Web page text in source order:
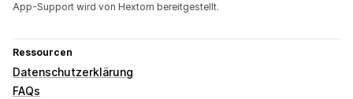
App-Support wird von Hextom bereitgestellt.
Ressourcen
Datenschutzerklärung
FAQs